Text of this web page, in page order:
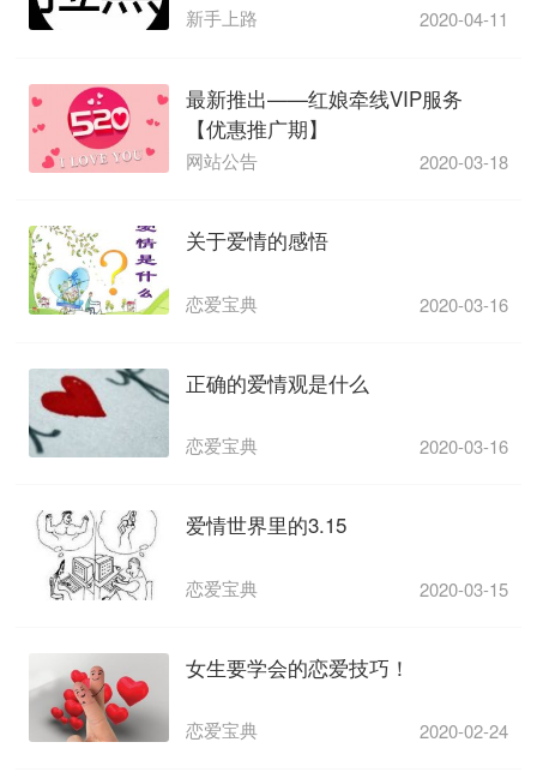
新手上路 2020-04-11
最新推出——红娘牵线VIP服务
【优惠推广期】
网站公告 2020-03-18
关于爱情的感悟
恋爱宝典 2020-03-16
正确的爱情观是什么
恋爱宝典 2020-03-16
爱情世界里的3.15
恋爱宝典 2020-03-15
女生要学会的恋爱技巧！
恋爱宝典 2020-02-24